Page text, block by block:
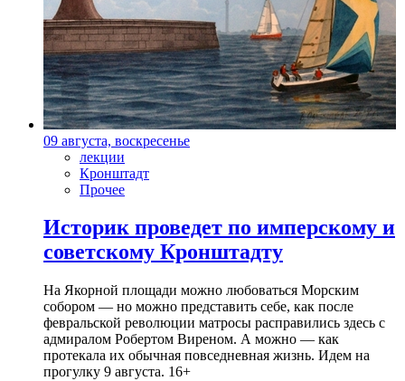
09 августа, воскресенье
лекции
Кронштадт
Прочее
Историк проведет по имперскому и
советскому Кронштадту
На Якорной площади можно любоваться Морским
собором — но можно представить себе, как после
февральской революции матросы расправились здесь с
адмиралом Робертом Виреном. А можно — как
протекала их обычная повседневная жизнь. Идем на
прогулку 9 августа. 16+